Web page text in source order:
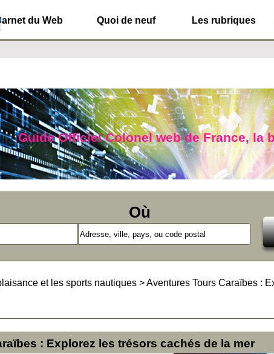
du Web Quoi de neuf Les rubriques
Guide Officiel Colonel web de France, la
Où
et les sports nautiques >Aventures Tours Caraïbes :
: Explorez les trésors cachés de la mer